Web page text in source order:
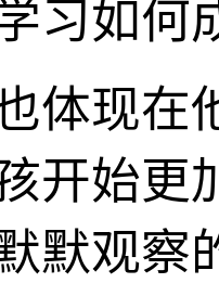
习如何
体现在
开始更
默观察